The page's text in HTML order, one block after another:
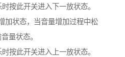
按此开关进入下一放状态。
加状态，当音量增加过程中松
量状态。
按此开关进入上一放状态。